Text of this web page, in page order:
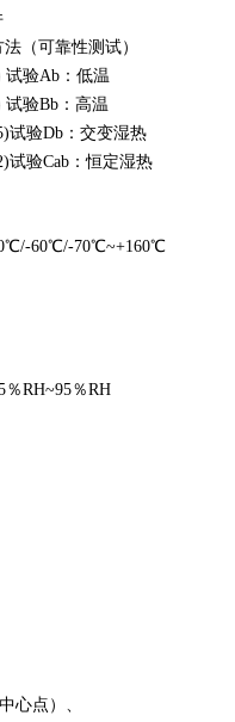
（可靠性测试）
试验Ab：低温
试验Bb：高温
试验Db：交变湿热
试验Cab：恒定湿热
60℃/-70℃~+160℃
％RH~95％RH
心点）、